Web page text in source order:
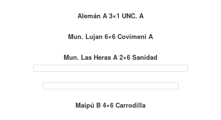
Alemán A 3×1 UNC. A
Mun. Lujan 6×6 Covimeni A
Mun. Las Heras A 2×6 Sanidad
Maipú B 4×6 Carrodilla